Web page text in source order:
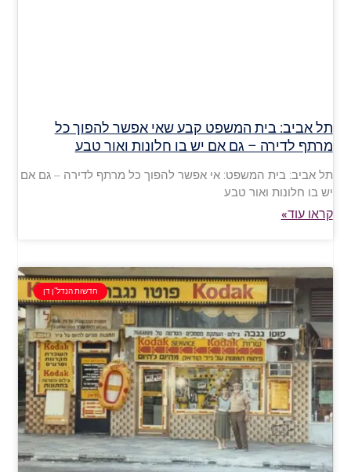
תל אביב: בית המשפט קבע שאי אפשר להפוך כל
מרתף לדירה – גם אם יש בו חלונות ואור טבע
תל אביב: בית המשפט: אי אפשר להפוך כל מרתף לדירה – גם אם
יש בו חלונות ואור טבע
קראו עוד»
חדשות הנדל"ן דן